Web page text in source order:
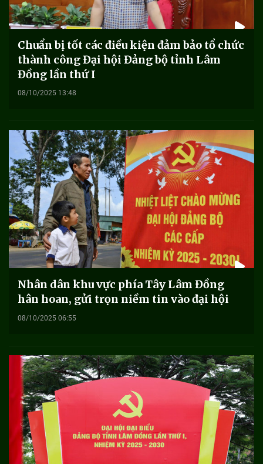
Chuẩn bị tốt các điều kiện đảm bảo tổ chức
thành công Đại hội Đảng bộ tỉnh Lâm
Đồng lần thứ I
08/10/2025 13:48
Nhân dân khu vực phía Tây Lâm Đồng
hân hoan, gửi trọn niềm tin vào đại hội
08/10/2025 06:55